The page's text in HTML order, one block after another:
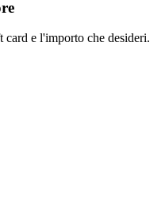
e l'importo che desideri.